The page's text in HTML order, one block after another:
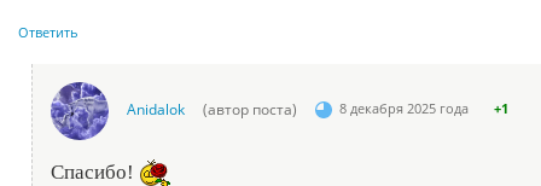
Ответить
Anidalok (автор поста) 8 декабря 2025 года +1
Спасибо!